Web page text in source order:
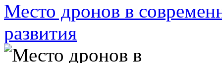
Место дронов в
развития